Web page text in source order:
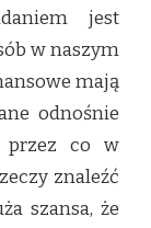
jest
w naszym
mają
odnośnie
przez co w
znaleźć
szansa, że